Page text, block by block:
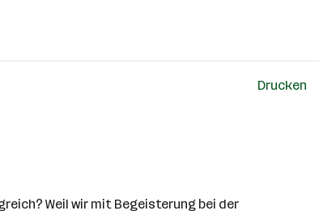
Drucken
Weil wir mit Begeisterung bei der